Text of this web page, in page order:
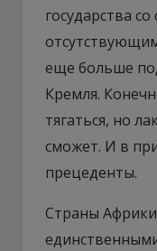
государства
еще больше
Кремля.
тягаться, но
сможет. И в
прецеденты.
Страны